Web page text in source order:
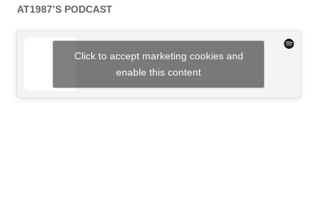
AT1987’S PODCAST
Click to accept marketing cookies and
enable this content